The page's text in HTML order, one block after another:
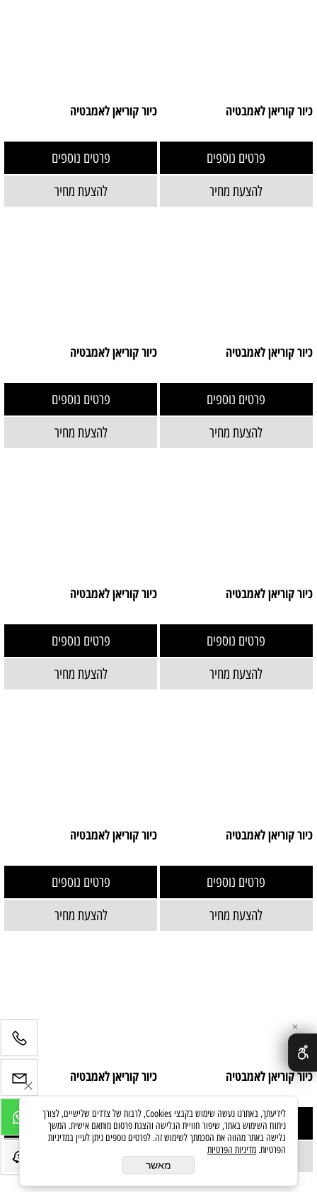
כיור קוריאן לאמבטיה
פרטים נוספים
להצעת מחיר
כיור קוריאן לאמבטיה
פרטים נוספים
להצעת מחיר
כיור קוריאן לאמבטיה
פרטים נוספים
להצעת מחיר
כיור קוריאן לאמבטיה
פרטים נוספים
להצעת מחיר
כיור קוריאן לאמבטיה
פרטים נוספים
להצעת מחיר
כיור קוריאן לאמבטיה
פרטים נוספים
להצעת מחיר
כיור קוריאן לאמבטיה
פרטים נוספים
להצעת מחיר
כיור קוריאן לאמבטיה
פרטים נוספים
להצעת מחיר
כיור קוריאן לאמבטיה
פרטים נוספים
להצעת מחיר
כיור קוריאן לאמבטיה
פרטים נוספים
✕
לידיעתך, באתרנו נעשה שימוש בקבצי Cookies, לרבות של צדדים שלישיים, לצורך
ניתוח השימוש באתר, שיפור חוויית הגלישה והצגת פרסום מותאם אישית. המשך
גלישה באתר מהווה את הסכמתך לשימוש זה. לפרטים נוספים ניתן לעיין במדיניות
הפרטיות. מדיניות הפרטיות
מאשר